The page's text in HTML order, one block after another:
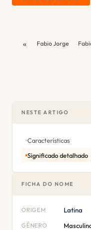
« Fabio Jorge
NESTE ARTIGO
Características
Significado detalhado
FICHA DO NOME
ORIGEM Latina
GÊNERO